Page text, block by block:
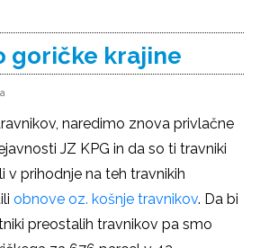
goričke krajine
naredimo znova privlačne
JZ KPG in da so ti travniki
v prihodnje na teh travnikih
obnove oz. košnje travnikov. Da bi
preostalih travnikov pa smo